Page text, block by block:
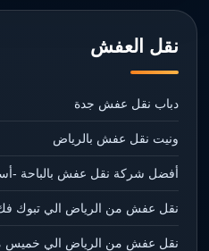
نقل العفش
دباب نقل عفش جدة
ونيت نقل عفش بالرياض
أفضل شركة نقل عفش بالباحة -
نقل عفش من الرياض الي تبوك
نقل عفش من الرياض الي خميس